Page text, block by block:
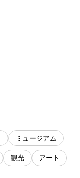
ミュージアム
観光 アート